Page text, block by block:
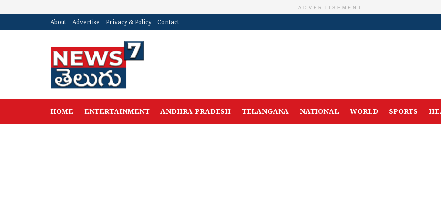
ADVERTISEMENT
About Advertise Privacy & Policy Contact
HOME ENTERTAINMENT ANDHRA PRADESH TELANGANA NATIONAL WORLD SPORTS